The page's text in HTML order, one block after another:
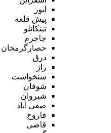
ایور
پیش قلعه
تیتکانلو
جاجرم
حصارگرمخان
درق
راز
سنخواست
شوقان
شیروان
صفی آباد
فاروج
قاضی